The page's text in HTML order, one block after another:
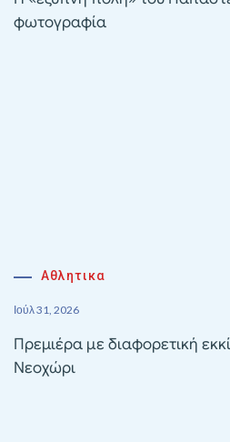
φωτογραφία
Αθλητικα
Ιούλ 31, 2026
Πρεμιέρα με διαφορετική
Νεοχώρι